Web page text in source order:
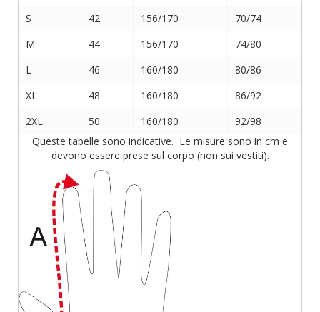
S
42 156/170
70/74
M
44 156/170
74/80
L
46 160/180
80/86
XL
48 160/180
86/92
2XL
50 160/180
92/98
Queste tabelle sono indicative. Le misure sono in cm e
devono essere prese sul corpo (non sui vestiti).